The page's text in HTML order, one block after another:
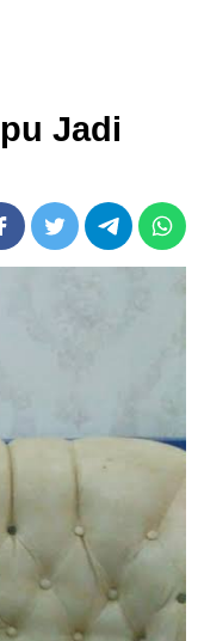
Jadi